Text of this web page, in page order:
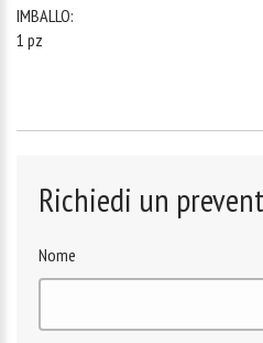
IMBALLO:
1 pz
Richiedi un
Nome